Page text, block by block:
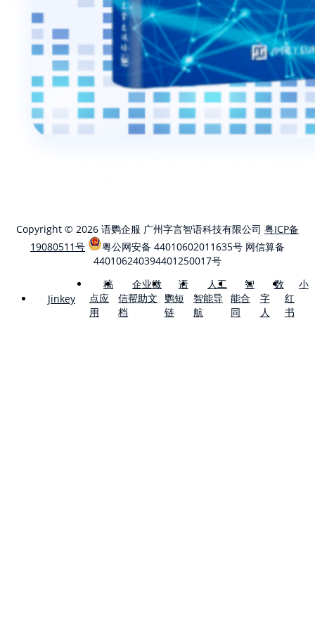
Copyright © 2026 语鹦企服 广州字言智语科技有限公司 粤ICP备
19080511号
粤公网安备 44010602011635号 网信算备
440106240394401250017号
Jinkey
稿
点应
用
企业微
信帮助文
档
语
鹦短
链
人工
智能导
航
智
能合
同
数
字
人
小
红
书